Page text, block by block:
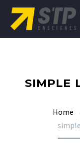
SIMPLE
Home